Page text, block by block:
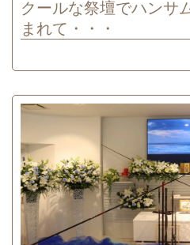
クールな祭壇でハンサ
まれて・・・